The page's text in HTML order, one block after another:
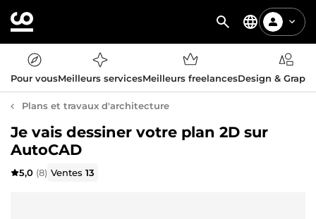
Pour vousMeilleurs servicesMeilleurs freelancesDesign &
Plans et travaux d'architecture
Je vais dessiner votre plan 2D sur
AutoCAD
5,0 (8) Ventes13